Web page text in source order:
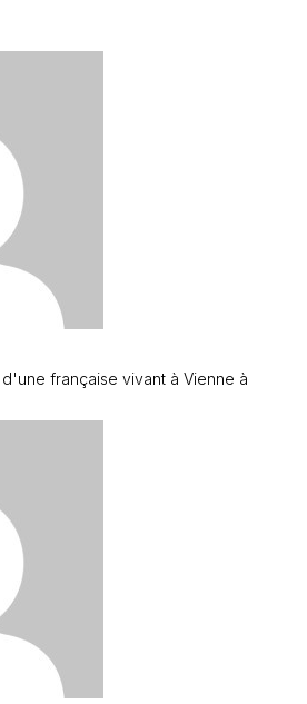
française vivant à Vienne à